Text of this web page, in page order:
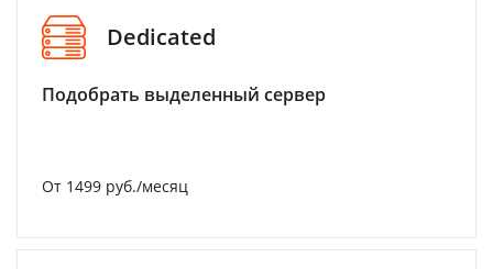
Dedicated
Подобрать выделенный сервер
От 1499 руб./месяц